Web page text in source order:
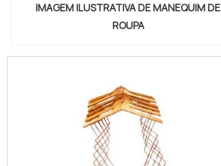
IMAGEM ILUSTRATIVA DE MANEQUIM DE
ROUPA